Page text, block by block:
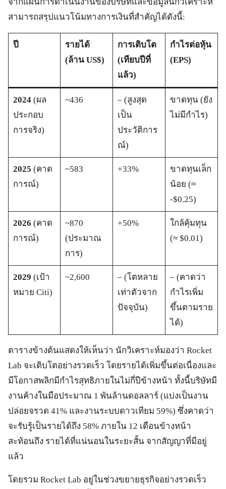
สามารถสรุปแนวโน้มทางการเงินที่สำคัญได้ดังนี้:
ปี
รายได้
(ล้าน US$)
การเติบโต
(เทียบปีที่
แล้ว)
กำไรต่อหุ้น
(EPS)
2024(ผล
ประกอบ
การจริง)
~436
– (สูงสุด
เป็น
ประวัติการ
ณ์)
ขาดทุน (ยัง
ไม่มีกำไร)
2025 (คาด
การณ์)
~583 +33%
ขาดทุนเล็ก
น้อย (≈
-$0.25)
2026 (คาด
การณ์)
~870
(ประมาณ
การ)
+50%
ใกล้คุ้มทุน
(≈ $0.01)
2029 (เป้า
หมาย Citi)
~2,600
– (โตหลาย
เท่าตัวจาก
ปัจจุบัน)
– (คาดว่า
กำไรเพิ่ม
ขึ้นตามราย
ได้)
ตารางข้างต้นแสดงให้เห็นว่า นักวิเคราะห์มองว่า Rocket
Lab จะเติบโตอย่างรวดเร็ว โดยรายได้เพิ่มขึ้นต่อเนื่องและ
มีโอกาสพลิกมีกำไรสุทธิภายในไม่กี่ปีข้างหน้า ทั้งนี้บริษัทมี
งานค้างในมือประมาณ 1 พันล้านดอลลาร์ (แบ่งเป็นงาน
ปล่อยจรวด 41% และงานระบบดาวเทียม 59%) ซึ่งคาดว่า
จะรับรู้เป็นรายได้ถึง 58% ภายใน 12 เดือนข้างหน้า
สะท้อนถึง รายได้ที่แน่นอนในระยะสั้น จากสัญญาที่มีอยู่
แล้ว
โดยรวม Rocket Lab อยู่ในช่วงขยายธุรกิจอย่างรวดเร็ว